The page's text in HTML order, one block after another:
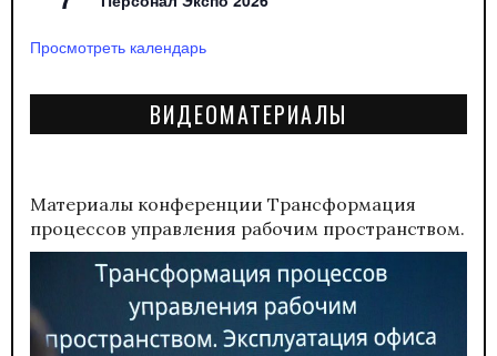
Просмотреть календарь
ВИДЕОМАТЕРИАЛЫ
Материалы конференции Трансформация
процессов управления рабочим пространством.